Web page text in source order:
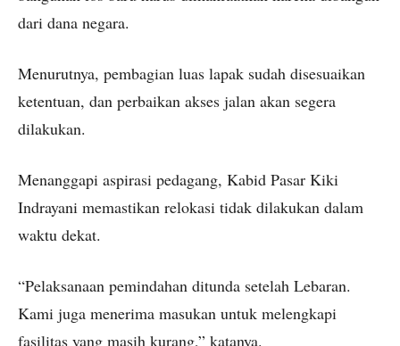
dari dana negara.
Menurutnya, pembagian luas lapak sudah disesuaikan
ketentuan, dan perbaikan akses jalan akan segera
dilakukan.
Menanggapi aspirasi pedagang, Kabid Pasar Kiki
Indrayani memastikan relokasi tidak dilakukan dalam
waktu dekat.
“Pelaksanaan pemindahan ditunda setelah Lebaran.
Kami juga menerima masukan untuk melengkapi
fasilitas yang masih kurang,” katanya.